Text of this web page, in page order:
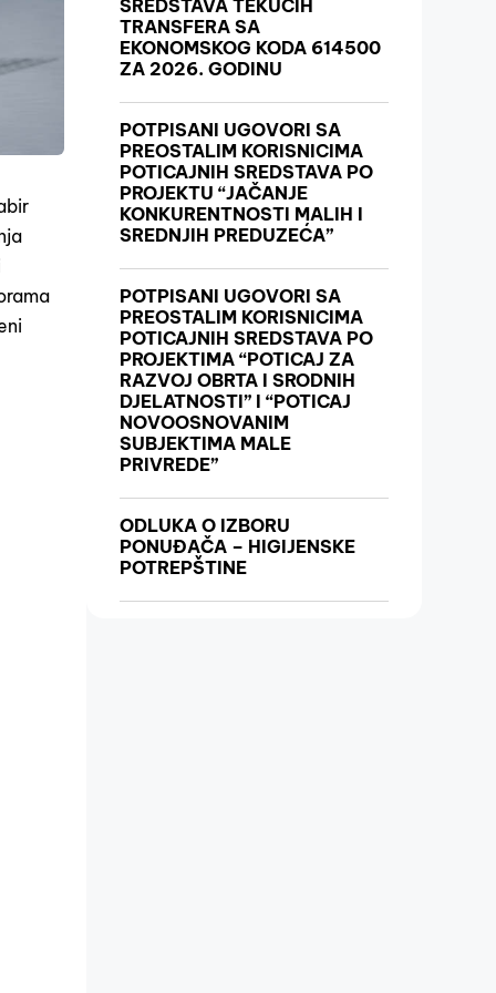
SREDSTAVA TEKUĆIH
TRANSFERA SA
EKONOMSKOG KODA 614500
ZA 2026. GODINU
POTPISANI UGOVORI SA
PREOSTALIM KORISNICIMA
POTICAJNIH SREDSTAVA PO
PROJEKTU “JAČANJE
KONKURENTNOSTI MALIH I
SREDNJIH PREDUZEĆA”
POTPISANI UGOVORI SA
PREOSTALIM KORISNICIMA
POTICAJNIH SREDSTAVA PO
PROJEKTIMA “POTICAJ ZA
RAZVOJ OBRTA I SRODNIH
DJELATNOSTI” I “POTICAJ
NOVOOSNOVANIM
SUBJEKTIMA MALE
PRIVREDE”
ODLUKA O IZBORU
PONUĐAČA – HIGIJENSKE
POTREPŠTINE